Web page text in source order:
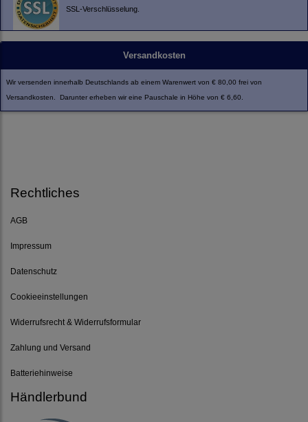
SSL-Verschlüsselung.
Versandkosten
Wir versenden innerhalb Deutschlands ab einem Warenwert von € 80,00 frei von
Versandkosten. Darunter erheben wir eine Pauschale in Höhe von € 6,60.
Rechtliches
AGB
Impressum
Datenschutz
Cookieeinstellungen
Widerrufsrecht & Widerrufsformular
Zahlung und Versand
Batteriehinweise
Händlerbund